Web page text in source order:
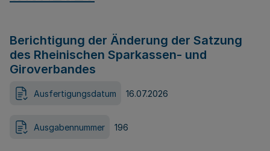
Berichtigung der Änderung der Satzung
des Rheinischen Sparkassen- und
Giroverbandes
Ausfertigungsdatum 16.07.2026
Ausgabennummer 196